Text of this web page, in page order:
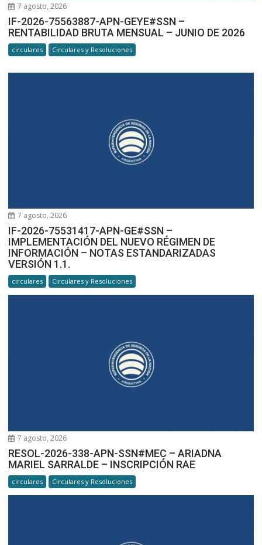
7 agosto, 2026
IF-2026-75563887-APN-GEYE#SSN –
RENTABILIDAD BRUTA MENSUAL – JUNIO DE 2026
circulares Circulares y Resoluciones
7 agosto, 2026
IF-2026-75531417-APN-GE#SSN –
IMPLEMENTACIÓN DEL NUEVO RÉGIMEN DE
INFORMACIÓN – NOTAS ESTANDARIZADAS
VERSIÓN 1.1.
circulares Circulares y Resoluciones
7 agosto, 2026
RESOL-2026-338-APN-SSN#MEC – ARIADNA
MARIEL SARRALDE – INSCRIPCIÓN RAE
circulares Circulares y Resoluciones